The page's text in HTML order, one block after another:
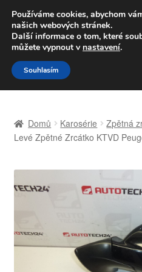
DOPRAVA
Volejte po-pá 9-
Přeskočit
na
navigaci
Přejít
k
obsahu
Celosvětová doprava
Košík
Domů Karosérie Zpětná
Levé Zpětné Zrcátko KTVD
Používáme cookies, abychom
našich webových stránek.
Další informace o tom, které
můžete vypnout v nastavení.
Souhlasím